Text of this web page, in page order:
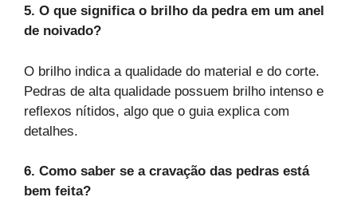
5. O que significa o brilho da pedra em um anel
de noivado?
O brilho indica a qualidade do material e do corte.
Pedras de alta qualidade possuem brilho intenso e
reflexos nítidos, algo que o guia explica com
detalhes.
6. Como saber se a cravação das pedras está
bem feita?